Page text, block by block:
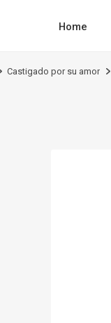
Home
Castigado por su amor